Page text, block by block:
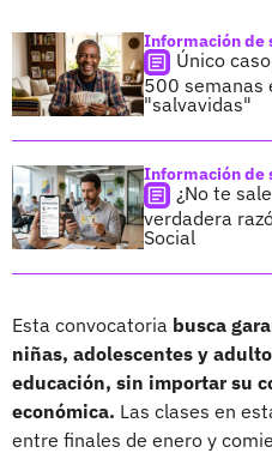
Información de
Único
500 semanas
"salvavidas"
Información de
¿No te
verdadera
Social
Esta convocatoria busca
niñas, adolescentes y
educación, sin importar su
económica. Las clases en
entre finales de enero y